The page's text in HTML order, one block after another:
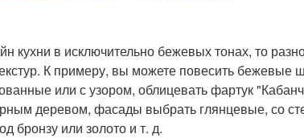
кухни в исключительно бежевых тонах, то
К примеру, вы можете повесить бежевые
или с узором, облицевать фартук
деревом, фасады выбрать глянцевые, со
бронзу или золото и т. д.